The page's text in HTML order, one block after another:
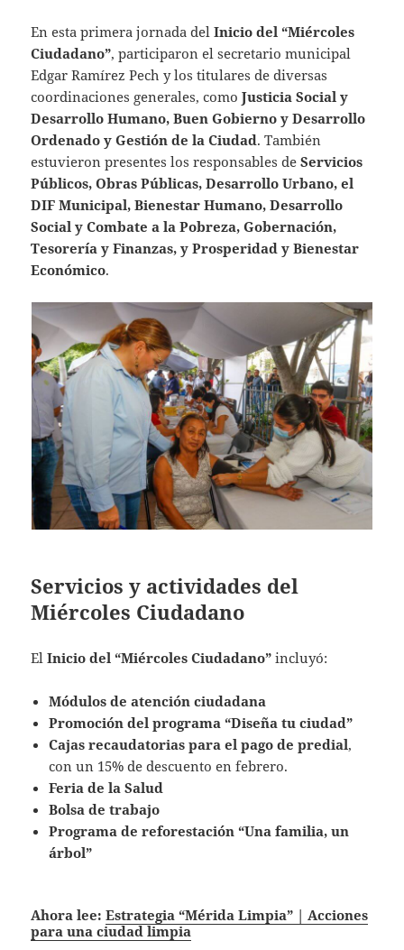
En esta primera jornada delInicio del “Miércoles
Ciudadano”, participaron el secretario municipal
Edgar Ramírez Pech y los titulares de diversas
coordinaciones generales, comoJusticia Social y
Desarrollo Humano, Buen Gobierno y Desarrollo
Ordenado y Gestión de la Ciudad. También
estuvieron presentes los responsables deServicios
Públicos, Obras Públicas, Desarrollo Urbano, el
DIF Municipal, Bienestar Humano, Desarrollo
Social y Combate a la Pobreza, Gobernación,
Tesorería y Finanzas, y Prosperidad y Bienestar
Económico.
Servicios y actividades del
Miércoles Ciudadano
ElInicio del “Miércoles Ciudadano” incluyó:
Módulos de atención ciudadana
Promoción del programa “Diseña tu ciudad”
Cajas recaudatorias para el pago de predial,
con un 15% de descuento en febrero.
Feria de la Salud
Bolsa de trabajo
Programa de reforestación “Una familia, un
árbol”
Ahora lee:Estrategia “Mérida Limpia” | Acciones
para una ciudad limpia